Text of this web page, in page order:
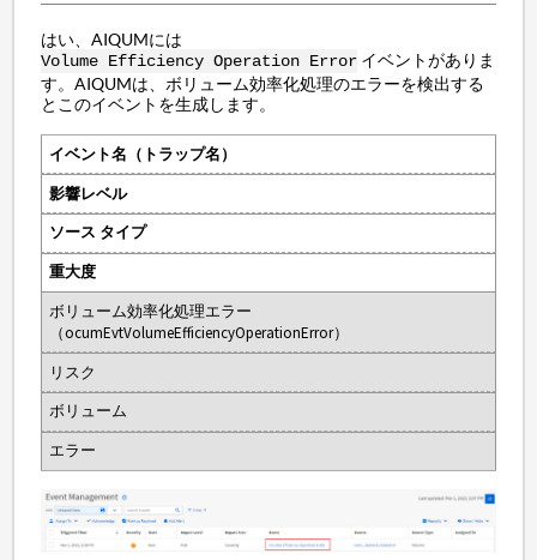
はい、AIQUMには
Volume Efficiency Operation Errorイベントがありま
す。AIQUMは、ボリューム効率化処理のエラーを検出する
とこのイベントを生成します。
イベント名（トラップ名）
影響レベル
ソース タイプ
重大度
ボリューム効率化処理エラー
（ocumEvtVolumeEfficiencyOperationError）
リスク
ボリューム
エラー